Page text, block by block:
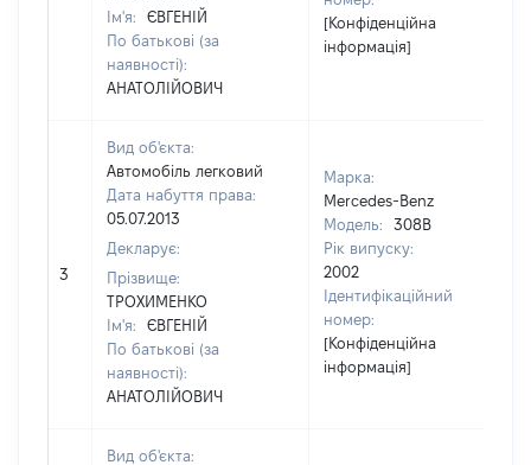
Ім'я:
ЄВГЕНІЙ
По батькові (за
наявності):
АНАТОЛІЙОВИЧ
[Конфіденційна
інформація]
3
Вид об'єкта:
Автомобіль легковий
Дата набуття права:
05.07.2013
Декларує:
Прізвище:
ТРОХИМЕНКО
Ім'я:
ЄВГЕНІЙ
По батькові (за
наявності):
АНАТОЛІЙОВИЧ
Марка:
Mercedes-Benz
Модель:
308B
Рік випуску:
2002
Ідентифікаційний
номер:
[Конфіденційна
інформація]
Вид об'єкта: